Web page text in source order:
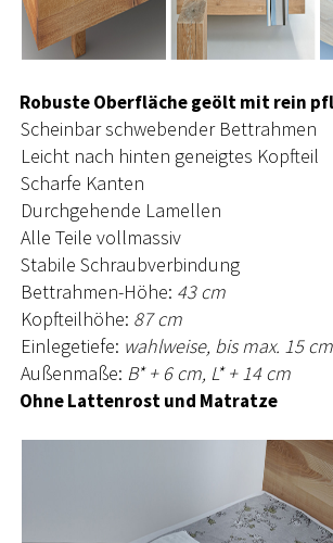
Robuste Oberfläche geölt mit rein
Scheinbar schwebender Bettrahmen
Leicht nach hinten geneigtes Kopfteil
Scharfe Kanten
Durchgehende Lamellen
Alle Teile vollmassiv
Stabile Schraubverbindung
Bettrahmen-Höhe: 43 cm
Kopfteilhöhe: 87 cm
Einlegetiefe: wahlweise, bis max. 15 cm
Außenmaße: B* + 6 cm, L* + 14 cm
Ohne Lattenrost und Matratze